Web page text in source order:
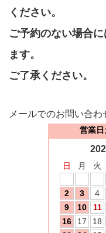
ください。
ご予約のない場合
ます。
ご了承ください。
メールでのお問い合わ